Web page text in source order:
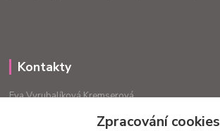
Kontakty
Eva Vyrubalíková Kremserová
Zpracování cookies